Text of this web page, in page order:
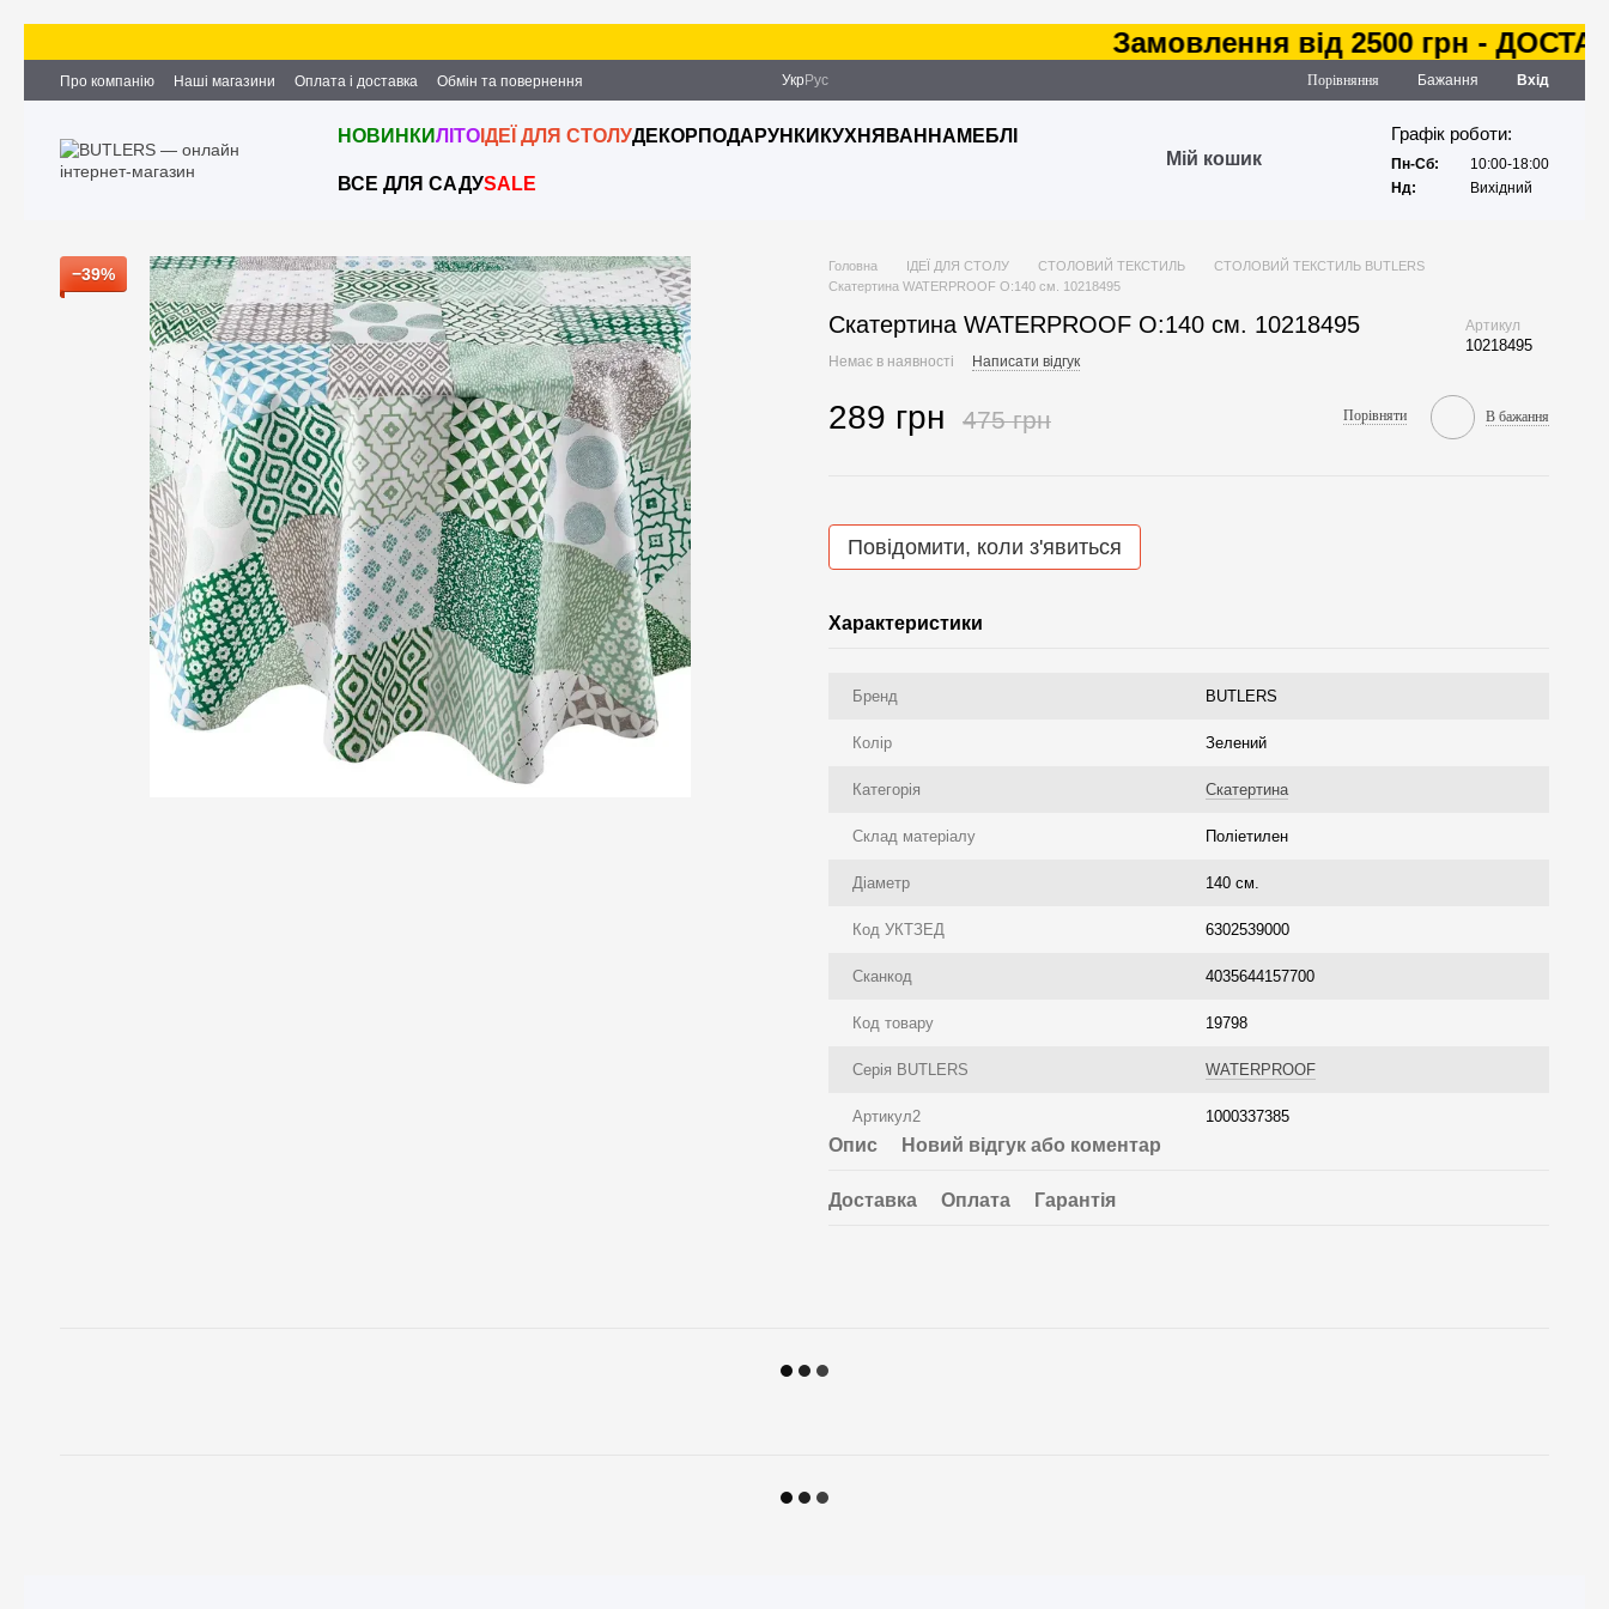
Замовлення від 2500 грн - ДОСТАВКА
Про компанію Наші магазини Оплата і доставка
Обмін та повернення
Партнерство та співпраця
Вакансії Контактна інформація
Укр Рус Порівняння Бажання Вхід
НОВИНКИЛІТО ІДЕЇ ДЛЯ СТОЛУДЕКОР ПОДАРУНКИ КУХНЯ ВАННА МЕБЛІ
ВСЕ ДЛЯ САДУSALE
Мій кошик
Графік роботи:
Пн-Сб:
10:00-18:00
Нд:
Вихідний
−39% Головна ІДЕЇ ДЛЯ СТОЛУ СТОЛОВИЙ ТЕКСТИЛЬ
СТОЛОВИЙ ТЕКСТИЛЬ BUTLERS
Скатертина WATERPROOF O:140 см. 10218495
Скатертина WATERPROOF O:140 см. 10218495 Артикул
10218495
Немає в наявності Написати відгук
289 грн 475 грн Порівняти В бажання
Повідомити, коли з'явиться
Характеристики
Бренд BUTLERS
Колір Зелений
Категорія Скатертина
Склад матеріалу Поліетилен
Діаметр 140 см.
Код УКТЗЕД 6302539000
Сканкод 4035644157700
Код товару 19798
Серія BUTLERS WATERPROOF
Артикул2 1000337385
Опис Новий відгук або коментар
Доставка Оплата Гарантія